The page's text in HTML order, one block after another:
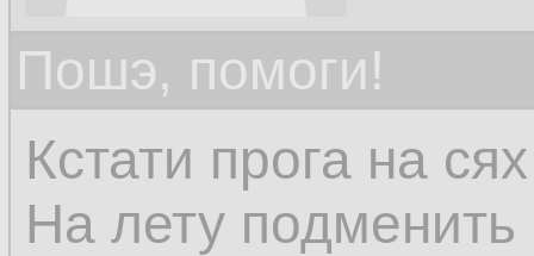
Пошэ, помоги!
Кстати прога на
На лету